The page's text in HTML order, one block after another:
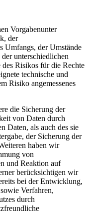
Vorgabenunter
der
Umfangs, der Umstände
unterschiedlichen
Risikos für die Rechte
technische und
Risiko angemessenes
die Sicherung der
von Daten durch
Daten, als auch des sie
der Sicherung der
haben wir
von
und Reaktion auf
berücksichtigen wir
bei der Entwicklung,
Verfahren,
durch